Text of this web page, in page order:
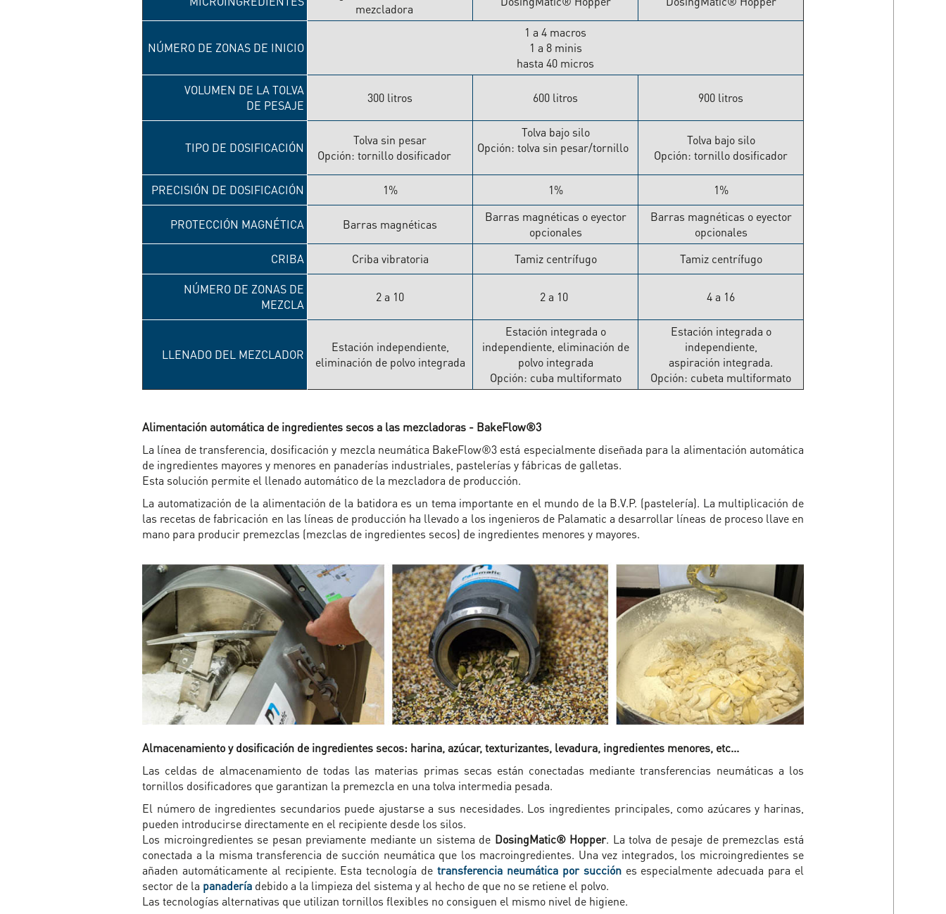
mezcladora
NÚMERO DE ZONAS DE INICIO
1 a 4 macros
1 a 8 minis
hasta 40 micros
VOLUMEN DE LA TOLVA
DE PESAJE
300 litros 600 litros 900 litros
TIPO DE DOSIFICACIÓN
Tolva sin pesar
Opción: tornillo dosificador
Tolva bajo silo
Opción: tolva sin pesar/tornillo
Tolva bajo silo
Opción: tornillo dosificador
PRECISIÓN DE DOSIFICACIÓN 1% 1% 1%
PROTECCIÓN MAGNÉTICA Barras magnéticas
Barras magnéticas o eyector
opcionales
Barras magnéticas o eyector
opcionales
CRIBA
Criba vibratoria Tamiz centrífugo Tamiz centrífugo
NÚMERO DE ZONAS DE
MEZCLA
2 a 10 2 a 10 4 a 16
LLENADO DEL MEZCLADOR
Estación independiente,
eliminación de polvo integrada
Estación integrada o
independiente, eliminación de
polvo integrada
Opción: cuba multiformato
Estación integrada o
independiente,
aspiración integrada.
Opción: cubeta multiformato
Alimentación automática de ingredientes secos a las mezcladoras - BakeFlow®3
La línea de transferencia, dosificación y mezcla neumática BakeFlow®3 está especialmente diseñada para la alimentación automática
de ingredientes mayores y menores en panaderías industriales, pastelerías y fábricas de galletas.
Esta solución permite el llenado automático de la mezcladora de producción.
La automatización de la alimentación de la batidora es un tema importante en el mundo de la B.V.P. (pastelería). La multiplicación de
las recetas de fabricación en las líneas de producción ha llevado a los ingenieros de Palamatic a desarrollar líneas de proceso llave en
mano para producir premezclas (mezclas de ingredientes secos) de ingredientes menores y mayores.
Almacenamiento y dosificación de ingredientes secos: harina, azúcar, texturizantes, levadura, ingredientes menores, etc...
Las celdas de almacenamiento de todas las materias primas secas están conectadas mediante transferencias neumáticas a los
tornillos dosificadores que garantizan la premezcla en una tolva intermedia pesada.
El número de ingredientes secundarios puede ajustarse a sus necesidades. Los ingredientes principales, como azúcares y harinas,
pueden introducirse directamente en el recipiente desde los silos.
Los microingredientes se pesan previamente mediante un sistema de DosingMatic® Hopper. La tolva de pesaje de premezclas está
conectada a la misma transferencia de succión neumática que los macroingredientes. Una vez integrados, los microingredientes se
añaden automáticamente al recipiente. Esta tecnología detransferencia neumática por succiónes especialmente adecuada para el
sector de la panadería debido a la limpieza del sistema y al hecho de que no se retiene el polvo.
Las tecnologías alternativas que utilizan tornillos flexibles no consiguen el mismo nivel de higiene.